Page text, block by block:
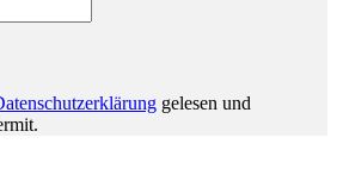
gelesen und